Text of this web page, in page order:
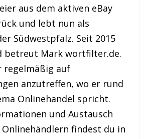
aus dem aktiven eBay
und lebt nun als
Südwestpfalz. Seit 2015
betreut Mark wortfilter.de.
regelmäßig auf
anzutreffen, wo er rund
Onlinehandel spricht.
und Austausch
findest du in